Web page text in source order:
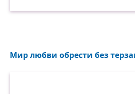
Мир любви обрести без